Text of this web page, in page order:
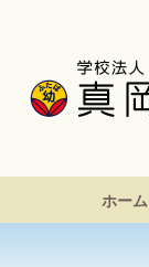
ホーム